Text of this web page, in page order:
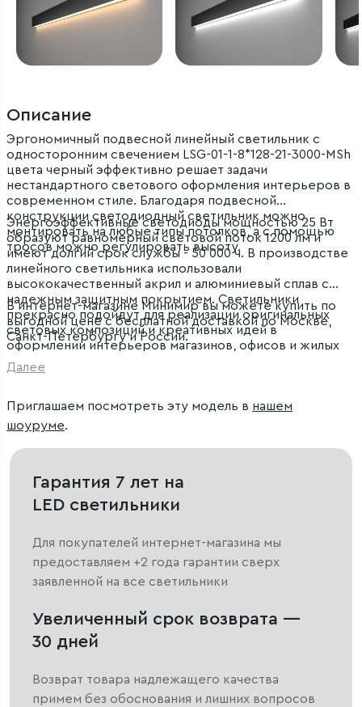
Описание
Эргономичный подвесной линейный светильник с
односторонним свечением LSG-01-1-8*128-21-3000-MSh
цвета черный эффективно решает задачи
нестандартного светового оформления интерьеров в
современном стиле. Благодаря подвесной
конструкции светодиодный светильник можно
монтировать на любые типы потолков, а с помощью
тросов можно регулировать высоту.
Энергоэффективные светодиоды мощностью 25 Вт
образуют равномерный световой поток 1200 лм и
имеют долгий срок службы - 50 000 ч. В производстве
линейного светильника использовали
высококачественный акрил и алюминиевый сплав с
надежным защитным покрытием. Светильники
прекрасно подойдут для реализации оригинальных
световых композиций и креативных идей в
оформлении интерьеров магазинов, офисов и жилых
помещений.
В интернет-магазине Минимир вы можете купить по
выгодной цене с бесплатной доставкой по Москве,
Санкт-Петербургу и России.
Далее
Приглашаем посмотреть эту модель в нашем
шоуруме.
Гарантия 7 лет на
LED светильники
Для покупателей интернет-магазина мы
предоставляем +2 года гарантии сверх
заявленной на все светильники
Увеличенный срок возврата —
30 дней
Возврат товара надлежащего качества
примем без обоснования и лишних вопросов